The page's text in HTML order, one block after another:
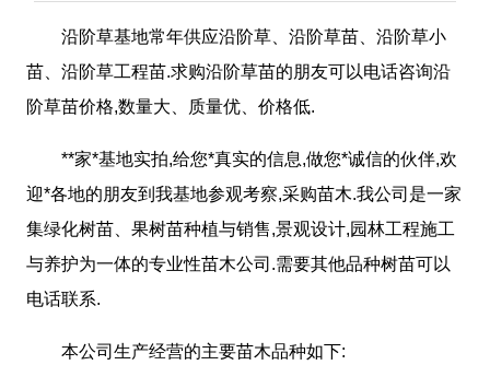
沿阶草基地常年供应沿阶草、沿阶草苗、沿阶草小
苗、沿阶草工程苗.求购沿阶草苗的朋友可以电话咨询沿
阶草苗价格,数量大、质量优、价格低.
**家*基地实拍,给您*真实的信息,做您*诚信的伙伴,欢
迎*各地的朋友到我基地参观考察,采购苗木.我公司是一家
集绿化树苗、果树苗种植与销售,景观设计,园林工程施工
与养护为一体的专业性苗木公司.需要其他品种树苗可以
电话联系.
本公司生产经营的主要苗木品种如下: